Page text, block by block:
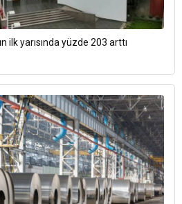
ilk yarısında yüzde 203 arttı